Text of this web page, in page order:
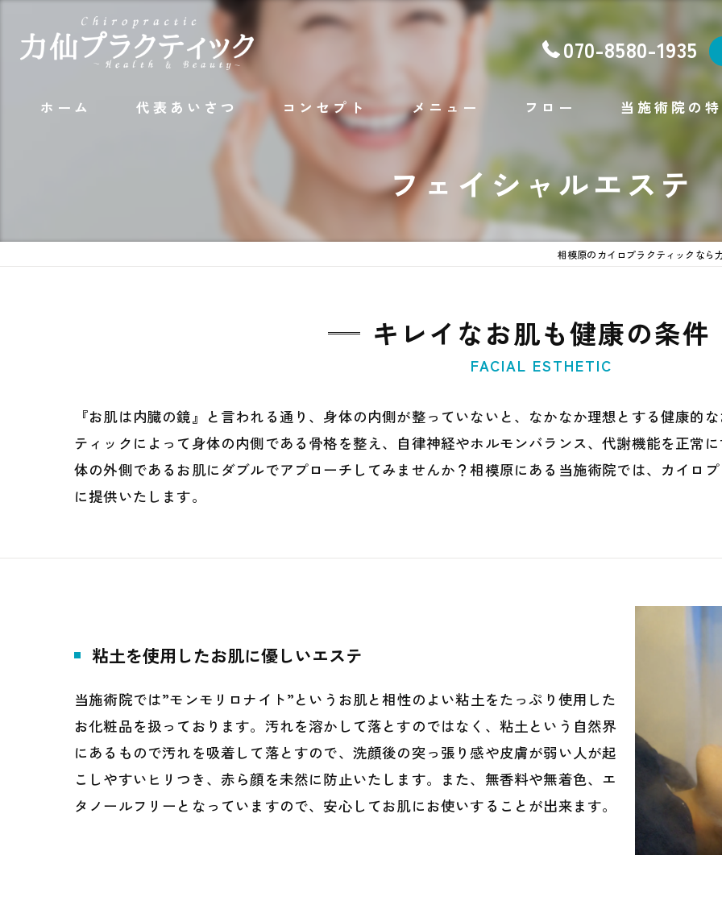
070-8580-1935
ホーム 代表あいさつ コンセプト メニュー フロー 当施術院の
肩こり
フェイシャルエステ
相模原のカイロプラクティックなら
キレイなお肌も健康の条件
FACIAL ESTHETIC
『お肌は内臓の鏡』と言われる通り、身体の内側が整っていないと、なかなか理想とする健康的
ティックによって身体の内側である骨格を整え、自律神経やホルモンバランス、代謝機能を正常
体の外側であるお肌にダブルでアプローチしてみませんか？相模原にある当施術院では、カイロ
に提供いたします。
粘土を使用したお肌に優しいエステ
当施術院では”モンモリロナイト”というお肌と相性のよい粘土をたっぷり使用した
お化粧品を扱っております。汚れを溶かして落とすのではなく、粘土という自然界
にあるもので汚れを吸着して落とすので、洗顔後の突っ張り感や皮膚が弱い人が起
こしやすいヒリつき、赤ら顔を未然に防止いたします。また、無香料や無着色、エ
タノールフリーとなっていますので、安心してお肌にお使いすることが出来ます。